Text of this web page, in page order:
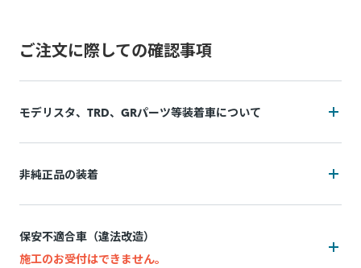
ご注文に際しての確認事項
モデリスタ、TRD、GRパーツ等装着車について
算となります。
非純正品の装着
追加費用(工賃・部品代)が発生する可能性がございます。
保安不適合車（違法改造）
施工のお受付はできません。